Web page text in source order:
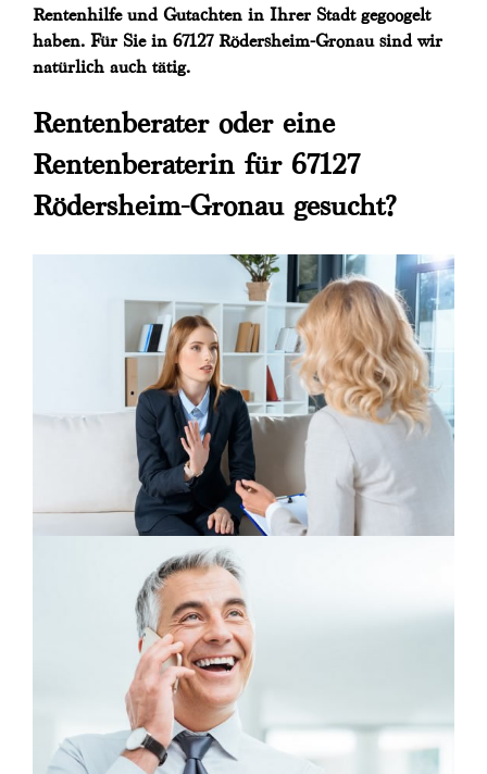
Rentenhilfe und Gutachten in Ihrer Stadt gegoogelt
haben. Für Sie in 67127 Rödersheim-Gronau sind wir
natürlich auch tätig.
Rentenberater oder eine
Rentenberaterin für 67127
Rödersheim-Gronau gesucht?